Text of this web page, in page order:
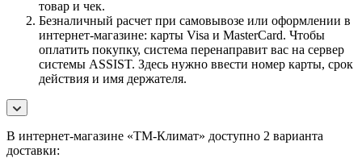
товар и чек.
Безналичный расчет при самовывозе или оформлении в
интернет-магазине: карты Visa и MasterCard. Чтобы
оплатить покупку, система перенаправит вас на сервер
системы ASSIST. Здесь нужно ввести номер карты, срок
действия и имя держателя.
В интернет-магазине «ТМ-Климат» доступно 2 варианта
доставки: